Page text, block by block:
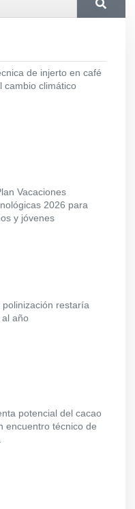
de injerto en café
cambio climático
Vacaciones
2026 para
y jóvenes
restaría
al año
potencial del cacao
encuentro técnico de